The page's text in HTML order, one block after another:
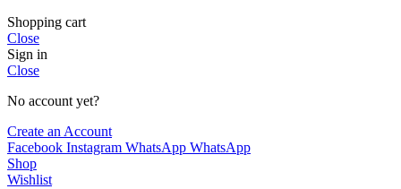
Shopping cart
Close
Sign in
Close
No account yet?
Create an Account
Facebook Instagram WhatsApp WhatsApp
Shop
Wishlist